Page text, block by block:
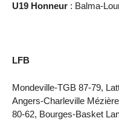
U19 Honneur : Balma-
LFB
Mondeville-TGB 87-79,
Angers-Charleville
80-62, Bourges-Basket